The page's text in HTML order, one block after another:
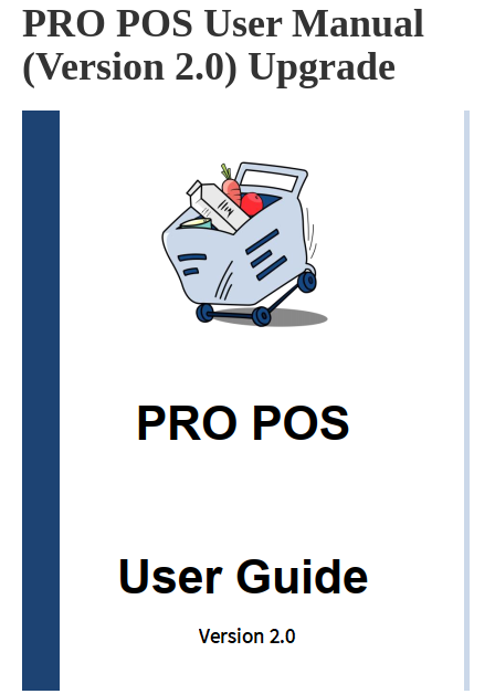
PRO POS User Manual
(Version 2.0) Upgrade